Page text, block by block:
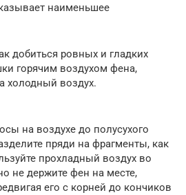
наименьшее
добиться ровных и гладких
горячим воздухом фена,
холодный воздух.
на воздухе до полусухого
пряди на фрагменты, как
прохладный воздух во
не держите фен на месте,
его с корней до кончиков